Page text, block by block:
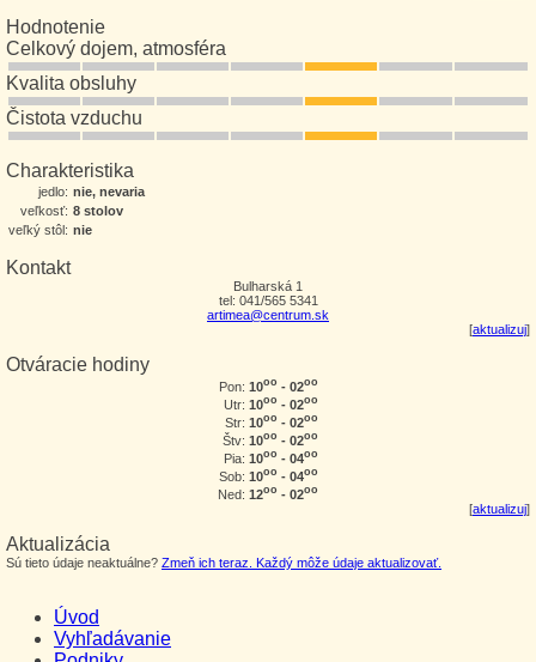
Hodnotenie
Celkový dojem, atmosféra
Kvalita obsluhy
Čistota vzduchu
Charakteristika
jedlo: nie, nevaria
veľkosť: 8 stolov
veľký stôl: nie
Kontakt
Bulharská 1
tel: 041/565 5341
artimea@centrum.sk
[aktualizuj]
Otváracie hodiny
Pon: 10oo - 02oo
Utr: 10oo - 02oo
Str: 10oo - 02oo
Štv: 10oo - 02oo
Pia: 10oo - 04oo
Sob: 10oo - 04oo
Ned: 12oo - 02oo
[aktualizuj]
Aktualizácia
Sú tieto údaje neaktuálne? Zmeň ich teraz. Každý môže údaje aktualizovať.
Úvod
Vyhľadávanie